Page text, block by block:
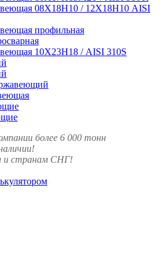
08Х18Н10 / 12Х18Н10 AISI
профильная
10Х23Н18 / AISI 310S
более 6 000 тонн
и странам СНГ!